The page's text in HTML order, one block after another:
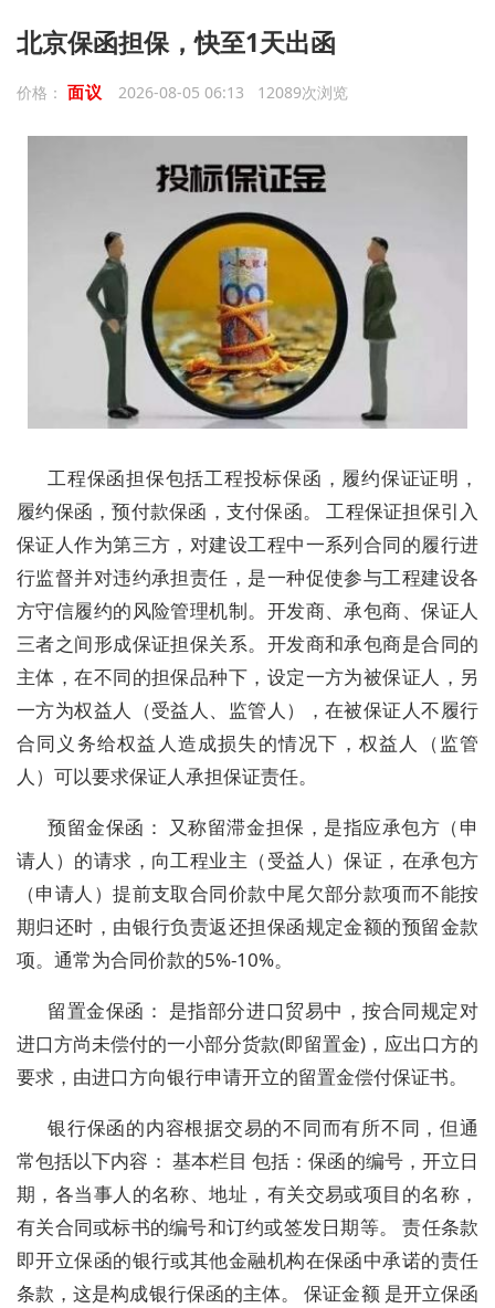
北京保函担保，快至1天出函
价格： 面议 2026-08-05 06:13 12089次浏览
工程保函担保包括工程投标保函，履约保证证明，
履约保函，预付款保函，支付保函。 工程保证担保引入
保证人作为第三方，对建设工程中一系列合同的履行进
行监督并对违约承担责任，是一种促使参与工程建设各
方守信履约的风险管理机制。开发商、承包商、保证人
三者之间形成保证担保关系。开发商和承包商是合同的
主体，在不同的担保品种下，设定一方为被保证人，另
一方为权益人（受益人、监管人），在被保证人不履行
合同义务给权益人造成损失的情况下，权益人（监管
人）可以要求保证人承担保证责任。
预留金保函： 又称留滞金担保，是指应承包方（申
请人）的请求，向工程业主（受益人）保证，在承包方
（申请人）提前支取合同价款中尾欠部分款项而不能按
期归还时，由银行负责返还担保函规定金额的预留金款
项。通常为合同价款的5%-10%。
留置金保函： 是指部分进口贸易中，按合同规定对
进口方尚未偿付的一小部分货款(即留置金)，应出口方的
要求，由进口方向银行申请开立的留置金偿付保证书。
银行保函的内容根据交易的不同而有所不同，但通
常包括以下内容： 基本栏目 包括：保函的编号，开立日
期，各当事人的名称、地址，有关交易或项目的名称，
有关合同或标书的编号和订约或签发日期等。 责任条款
即开立保函的银行或其他金融机构在保函中承诺的责任
条款，这是构成银行保函的主体。 保证金额 是开立保函